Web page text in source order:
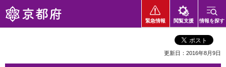
京都府
緊急情報 閲覧支援 情報を探す
更新日：2016年8月9日